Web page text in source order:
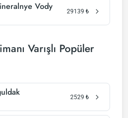
Vody 29139 ₺
Varışlı Popüler
2529 ₺